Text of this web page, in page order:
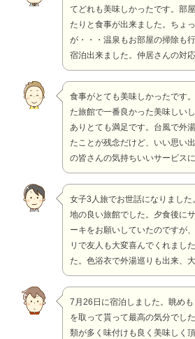
てどれも美味しかったです。部
たりと食事が出来ました。ちょ
が・・・温泉もお部屋の掃除も
宿泊出来ました。仲居さんの対
食事がとても美味しかったです
た旅館で一番良かった美味しい
ありとても満足です。台風で外
たことが残念だけど、いい思い
の皆さんの気持ちいいサービス
女子3人旅でお世話になりまし
地の良い旅館でした。夕食後に
ーキをお願いしていたのですが
リで友人も大変喜んでくれまし
た。色浴衣で外湯巡りも出来、
7月26日に宿泊しました。眺め
を取って貰って最高の気分でし
類が多く味付けも良く美味しく